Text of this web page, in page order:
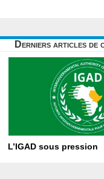
Derniers articles de
L’IGAD sous pression